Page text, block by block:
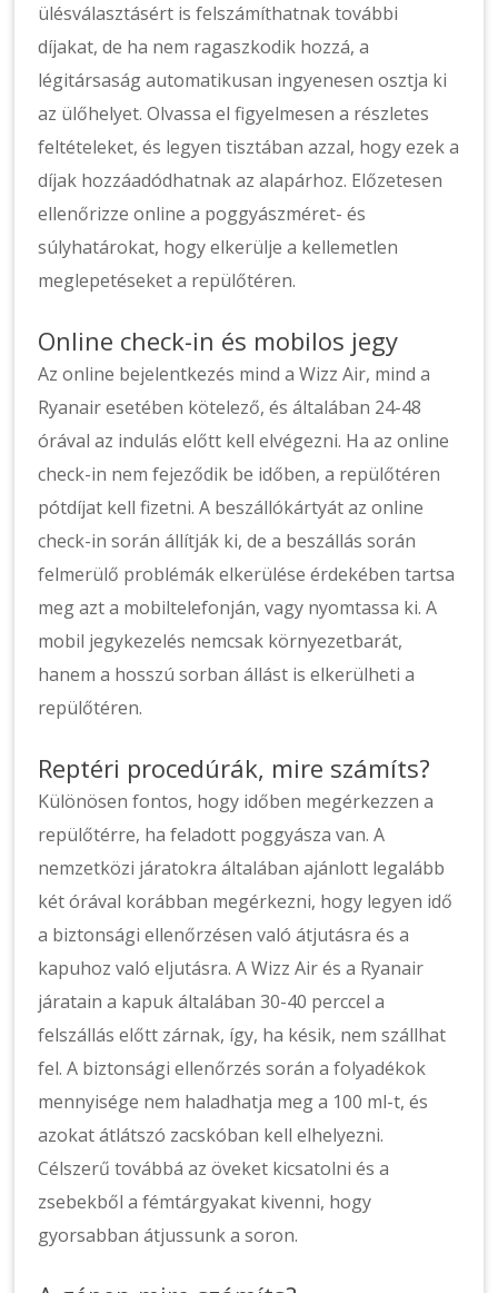
ülésválasztásért is felszámíthatnak további
díjakat, de ha nem ragaszkodik hozzá, a
légitársaság automatikusan ingyenesen osztja ki
az ülőhelyet. Olvassa el figyelmesen a részletes
feltételeket, és legyen tisztában azzal, hogy ezek a
díjak hozzáadódhatnak az alapárhoz. Előzetesen
ellenőrizze online a poggyászméret- és
súlyhatárokat, hogy elkerülje a kellemetlen
meglepetéseket a repülőtéren.
Online check-in és mobilos jegy
Az online bejelentkezés mind a Wizz Air, mind a
Ryanair esetében kötelező, és általában 24-48
órával az indulás előtt kell elvégezni. Ha az online
check-in nem fejeződik be időben, a repülőtéren
pótdíjat kell fizetni. A beszállókártyát az online
check-in során állítják ki, de a beszállás során
felmerülő problémák elkerülése érdekében tartsa
meg azt a mobiltelefonján, vagy nyomtassa ki. A
mobil jegykezelés nemcsak környezetbarát,
hanem a hosszú sorban állást is elkerülheti a
repülőtéren.
Reptéri procedúrák, mire számíts?
Különösen fontos, hogy időben megérkezzen a
repülőtérre, ha feladott poggyásza van. A
nemzetközi járatokra általában ajánlott legalább
két órával korábban megérkezni, hogy legyen idő
a biztonsági ellenőrzésen való átjutásra és a
kapuhoz való eljutásra. A Wizz Air és a Ryanair
járatain a kapuk általában 30-40 perccel a
felszállás előtt zárnak, így, ha késik, nem szállhat
fel. A biztonsági ellenőrzés során a folyadékok
mennyisége nem haladhatja meg a 100 ml-t, és
azokat átlátszó zacskóban kell elhelyezni.
Célszerű továbbá az öveket kicsatolni és a
zsebekből a fémtárgyakat kivenni, hogy
gyorsabban átjussunk a soron.